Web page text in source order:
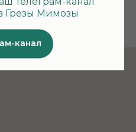
Грезы Мимозы
канал